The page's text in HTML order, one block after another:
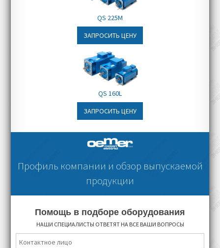
QS 225M
ЗАПРОСИТЬ ЦЕНУ
QS 160L
ЗАПРОСИТЬ ЦЕНУ
Профиль компании и обзор выпускаемой
продукции
Помощь в подборе оборудования
НАШИ СПЕЦИАЛИСТЫ ОТВЕТЯТ НА ВСЕ ВАШИ ВОПРОСЫ